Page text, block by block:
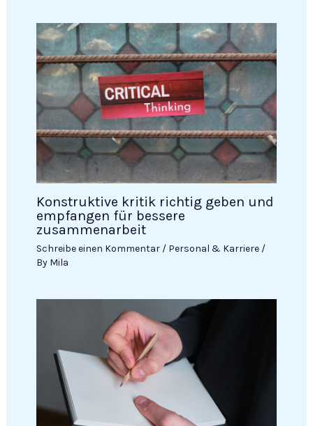
Konstruktive kritik richtig geben und
empfangen für bessere
zusammenarbeit
Schreibe einen Kommentar / Personal & Karriere/
By Mila